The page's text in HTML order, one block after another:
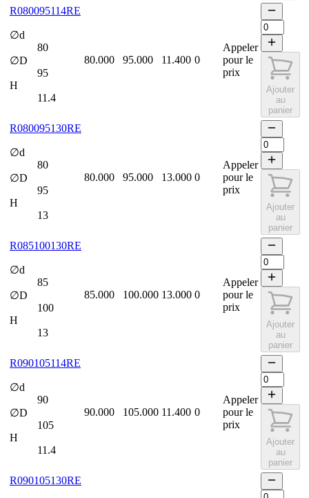
R080095114RE
∅d
80
∅D
95
H
11.4
80.000 95.000 11.400 0
Appeler
pour le
prix
Ajouter
au
panier
R080095130RE
∅d
80
∅D
95
H
13
80.000 95.000 13.000 0
Appeler
pour le
prix
Ajouter
au
panier
R085100130RE
∅d
85
∅D
100
H
13
85.000 100.000 13.000 0
Appeler
pour le
prix
Ajouter
au
panier
R090105114RE
∅d
90
∅D
105
H
11.4
90.000 105.000 11.400 0
Appeler
pour le
prix
Ajouter
au
panier
R090105130RE